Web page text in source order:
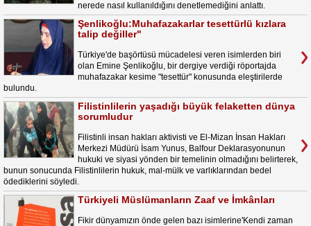
nerede nasıl kullanıldığını denetlemediğini anlattı.
Şenlikoğlu:Muhafazakarlar tesettürlü kızlara
talip değiller"
Türkiye'de başörtüsü mücadelesi veren isimlerden biri
olan Emine Şenlikoğlu, bir dergiye verdiği röportajda
muhafazakar kesime "tesettür" konusunda eleştirilerde
bulundu.
Filistinlilerin yaşadığı büyük felaketten dünya
sorumludur
Filistinli insan hakları aktivisti ve El-Mizan İnsan Hakları
Merkezi Müdürü İsam Yunus, Balfour Deklarasyonunun
hukuki ve siyasi yönden bir temelinin olmadığını belirterek,
bunun sonucunda Filistinlilerin hukuk, mal-mülk ve varlıklarından bedel
ödediklerini söyledi.
Türkiyeli Müslümanların Zaaf ve İmkânları
Fikir dünyamızın önde gelen bazı isimlerine'Kendi zaman